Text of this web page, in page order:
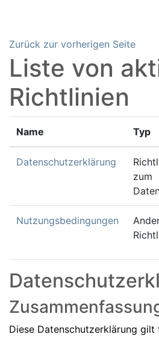
Zurück zur vorherigen Seite
Liste von
Richtlinien
Name Typ
Datenschutzerklärung
zum
Nutzungsbedingungen
Diese Datenschutzerklärung gilt